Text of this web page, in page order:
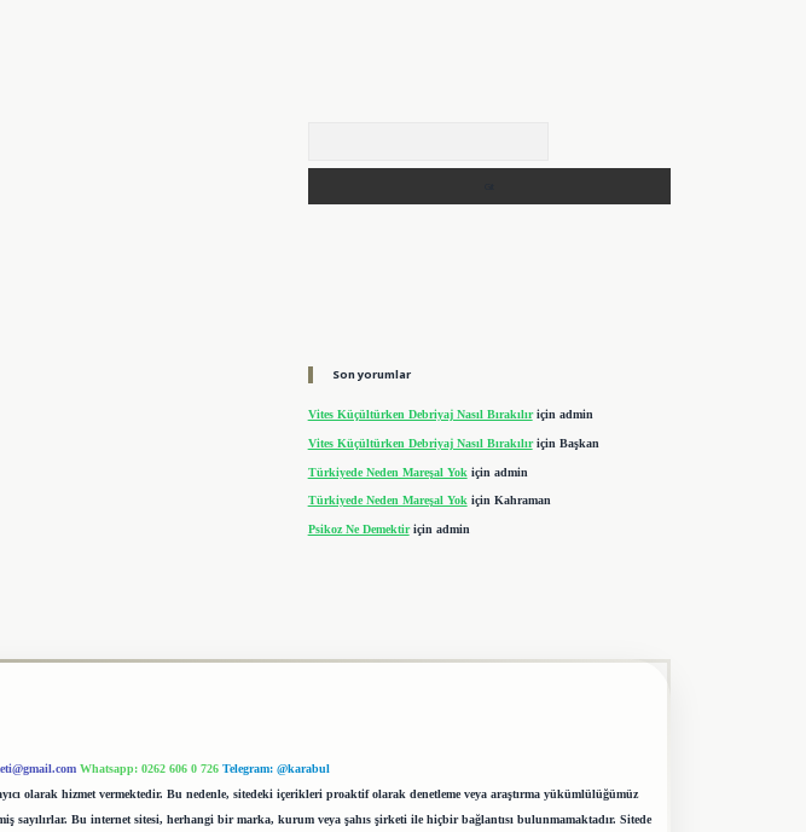
Son yorumlar
Vites Küçültürken Debriyaj Nasıl Bırakılıriçin admin
Vites Küçültürken Debriyaj Nasıl Bırakılıriçin Başkan
Türkiyede Neden Mareşal Yok için admin
Türkiyede Neden Mareşal Yok için Kahraman
Psikoz Ne Demektiriçin admin
Whatsapp: 0262 606 0 726 Telegram: @karabul
olarak hizmet vermektedir. Bu nedenle, sitedeki içerikleri proaktif olarak denetleme veya araştırma yükümlülüğümüz
Bu internet sitesi, herhangi bir marka, kurum veya şahıs şirketi ile hiçbir bağlantısı bulunmamaktadır. Sitede